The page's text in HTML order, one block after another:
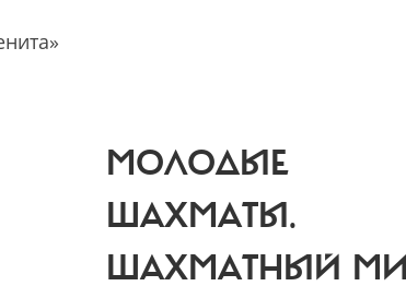
МОЛОДЫЕ
ШАХМАТЫ.
ШАХМАТНЫЙ